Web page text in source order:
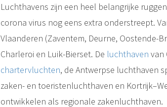
Luchthavens zijn een heel belangrijke
corona virus nog eens extra onderstreept.
Vlaanderen (Zaventem, Deurne, Oostende-
Charleroi en Luik-Bierset. De luchthaven van
chartervluchten, de Antwerpse luchthaven
zaken- en toeristenluchthaven en
ontwikkelen als regionale zakenluchthaven.